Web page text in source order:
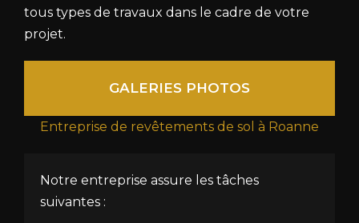
tous types de travaux dans le cadre de votre
projet.
GALERIES PHOTOS
Entreprise de revêtements de sol à Roanne
Notre entreprise assure les tâches
suivantes :